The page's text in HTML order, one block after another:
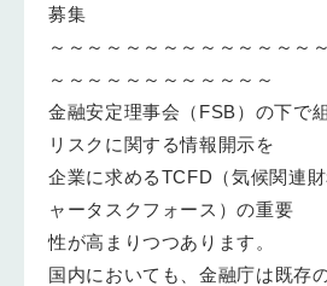
募集
～～～～～～～～～～～～～～
～～～～～～～～～～～～
金融安定理事会（FSB）の下で
リスクに関する情報開示を
企業に求めるTCFD（気候関連
ャータスクフォース）の重要
性が高まりつつあります。
国内においても、金融庁は既存